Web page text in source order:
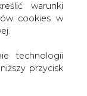
warunki
cookies w
technologii
przycisk
Energii
rozwianie obaw
programu